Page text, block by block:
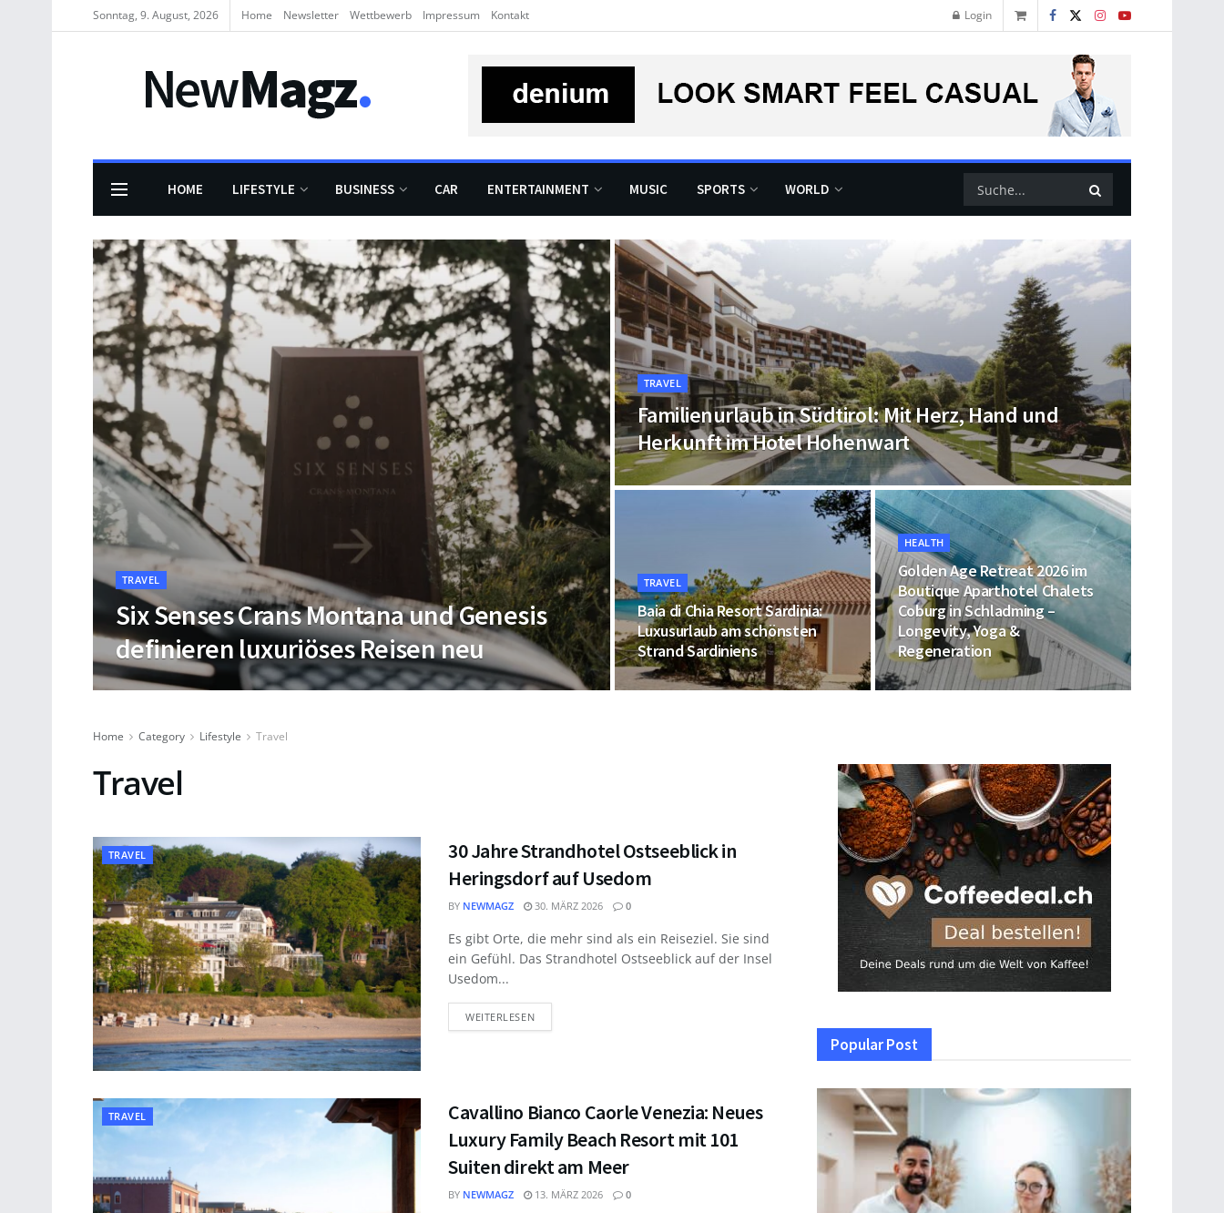
Sonntag, 9. August, 2026 Home Newsletter Wettbewerb Impressum Kontakt Login
HOME LIFESTYLE BUSINESS CAR ENTERTAINMENT MUSIC SPORTS WORLD
TRAVEL
Six Senses Crans Montana und Genesis
definieren luxuriöses Reisen neu
TRAVEL
Familienurlaub in Südtirol: Mit Herz, Hand und
Herkunft im Hotel Hohenwart
TRAVEL
Baia di Chia Resort Sardinia:
Luxusurlaub am schönsten
Strand Sardiniens
HEALTH
Golden Age Retreat 2026 im
Boutique Aparthotel Chalets
Coburg in Schladming –
Longevity, Yoga &
Regeneration
Home Category Lifestyle Travel
Travel
TRAVEL
30 Jahre Strandhotel Ostseeblick in
Heringsdorf auf Usedom
BY NEWMAGZ 30. MÄRZ 2026 0
Es gibt Orte, die mehr sind als ein Reiseziel. Sie sind
ein Gefühl. Das Strandhotel Ostseeblick auf der Insel
Usedom...
WEITERLESEN
TRAVEL
Cavallino Bianco Caorle Venezia: Neues
Luxury Family Beach Resort mit 101
Suiten direkt am Meer
BY NEWMAGZ 13. MÄRZ 2026 0
Popular Post